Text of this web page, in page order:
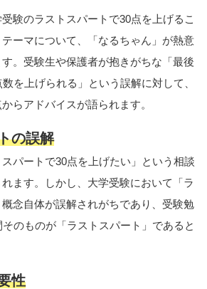
験のラストスパートで30点を上げるこ
ーマについて、「なるちゃん」が熱意
。受験生や保護者が抱きがちな「最後
を上げられる」という誤解に対して、
らアドバイスが語られます。
の誤解
パートで30点を上げたい」という相談
ます。しかし、大学受験において「ラ
念自体が誤解されがちであり、受験勉
のものが「ラストスパート」であると
性